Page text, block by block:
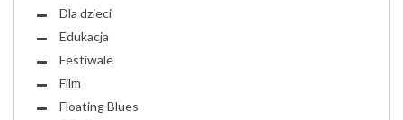
Dla dzieci
Edukacja
Festiwale
Film
Floating Blues